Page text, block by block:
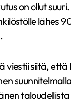
on ollut
lähes
viestii siitä,